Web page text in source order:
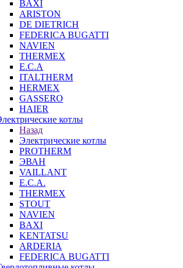
BAXI
ARISTON
DE DIETRICH
FEDERICA BUGATTI
NAVIEN
THERMEX
E.C.A
ITALTHERM
HERMEX
GASSERO
HAIER
котлы
Назад
Электрические котлы
PROTHERM
ЭВАН
VAILLANT
E.C.A.
THERMEX
STOUT
NAVIEN
BAXI
KENTATSU
ARDERIA
FEDERICА BUGATTI